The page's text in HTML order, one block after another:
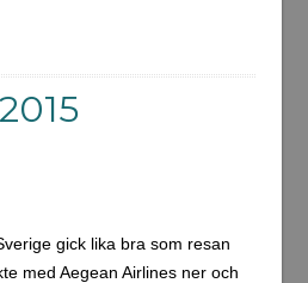
gick lika bra som resan
med Aegean Airlines ner och